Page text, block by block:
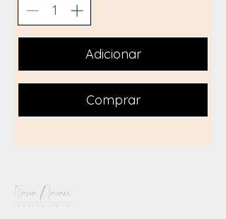
Adicionar
Comprar